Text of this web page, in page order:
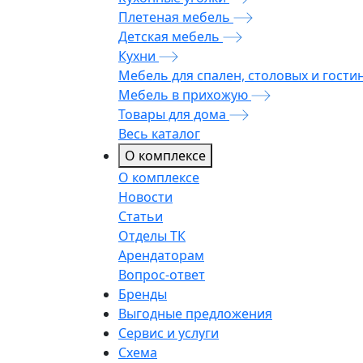
Плетеная мебель
Детская мебель
Кухни
Мебель для спален, столовых и
Мебель в прихожую
Товары для дома
Весь каталог
О комплексе
О комплексе
Новости
Статьи
Отделы ТК
Арендаторам
Вопрос-ответ
Бренды
Выгодные предложения
Сервис и услуги
Схема